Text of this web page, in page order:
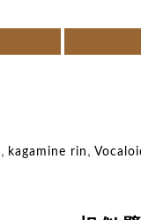
, kagamine rin ,